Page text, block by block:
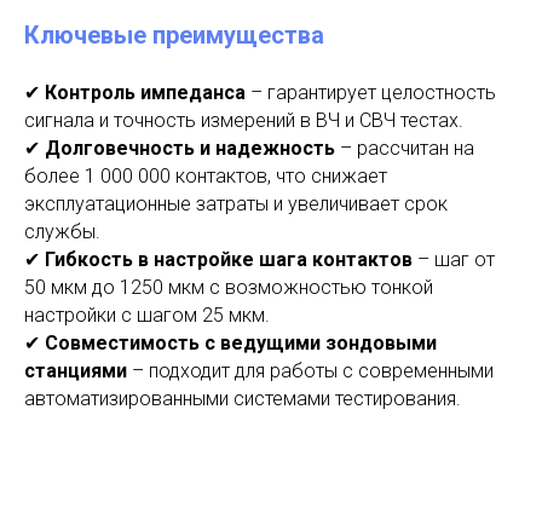
Ключевые преимущества
✔ Контроль импеданса – гарантирует целостность
сигнала и точность измерений в ВЧ и СВЧ тестах.
✔ Долговечность и надежность – рассчитан на
более 1 000 000 контактов, что снижает
эксплуатационные затраты и увеличивает срок
службы.
✔ Гибкость в настройке шага контактов – шаг от
50 мкм до 1250 мкм с возможностью тонкой
настройки с шагом 25 мкм.
✔ Совместимость с ведущими зондовыми
станциями – подходит для работы с современными
автоматизированными системами тестирования.